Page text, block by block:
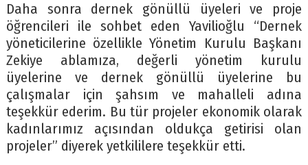
Daha sonra dernek gönüllü üyeleri ve proje
öğrencileri ile sohbet eden Yavilioğlu “Dernek
yöneticilerine özellikle Yönetim Kurulu Başkanı
Zekiye ablamıza, değerli yönetim kurulu
üyelerine ve dernek gönüllü üyelerine bu
çalışmalar için şahsım ve mahalleli adına
teşekkür ederim. Bu tür projeler ekonomik olarak
kadınlarımız açısından oldukça getirisi olan
projeler” diyerek yetkililere teşekkür etti.